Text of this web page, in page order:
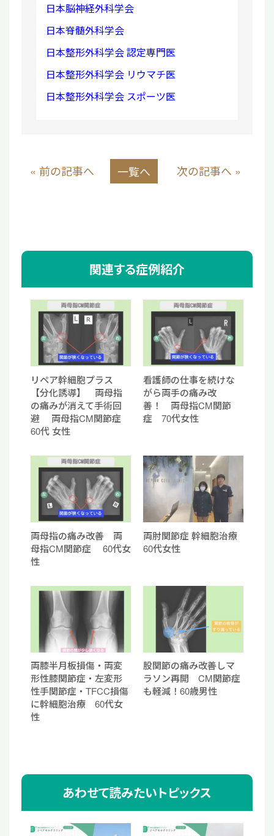
日本脳神経外科学会
日本脊髄外科学会
日本整形外科学会 認定専門医
日本整形外科学会 リウマチ医
日本整形外科学会 スポーツ医
« 前の記事へ 一覧へ 次の記事へ »
関連する症例紹介
リペア幹細胞プラス
【分化誘導】 両母指
の痛みが消えて手術回
避 両母指CM関節症
60代 女性
看護師の仕事を続けな
がら両手の痛み改
善！ 両母指CM関節
症 70代女性
両母指の痛み改善 両
母指CM関節症 60代女
性
両肘関節症 幹細胞治療
60代女性
両膝半月板損傷・両変
形性膝関節症・左変形
性手関節症・TFCC損傷
に幹細胞治療 60代女
性
股関節の痛み改善しマ
ラソン再開 CM関節症
も軽減！60歳男性
あわせて読みたいトピックス